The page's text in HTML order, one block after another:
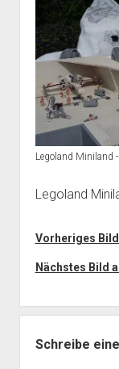
Legoland Miniland
Legoland
Vorheriges
Nächstes Bild
Schreibe